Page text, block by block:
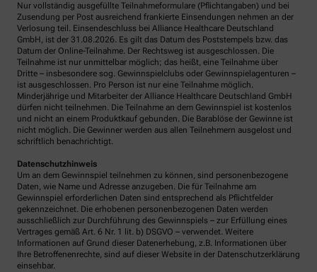
Nur vollständig ausgefüllte Teilnahmeformulare (Pflichtangaben) und bei
Zusendung per Post ausreichend frankierte Einsendungen nehmen an der
Verlosung teil. Einsendeschluss bei Alliance Healthcare Deutschland
GmbH, ist der 31.08.2026. Es gilt das Datum des Poststempels bzw. das
Datum der Online-Teilnahme. Der Rechtsweg ist ausgeschlossen. Die
Teilnahme ist nur unmittelbar möglich; das heißt, eine Teilnahme über
Dritte – insbesondere sog. Gewinnspielclubs oder Gewinnspielagenturen –
ist ausgeschlossen. Pro Person ist nur eine Teilnahme möglich.
Minderjährige und Mitarbeiter der Alliance Healthcare Deutschland GmbH
dürfen nicht teilnehmen. Die Teilnahme an dem Gewinnspiel ist kostenlos
und nicht an einem Produktkauf gebunden. Die Barablöse der Gewinne ist
nicht möglich. Die Gewinner werden aus allen Teilnehmern ausgelost und
schriftlich benachrichtigt.
Datenschutzhinweis
Um an dem Gewinnspiel teilnehmen zu können, sind personenbezogene
Daten, wie Name und Adresse anzugeben. Die für Teilnahme am
Gewinnspiel erforderlichen Daten sind entsprechend als Pflichtfelder
gekennzeichnet. Die erhobenen personenbezogenen Daten werden
ausschließlich zur Durchführung des Gewinnspiels – zur Erfüllung eines
Vertrages gemäß Art. 6 Nr. 1 lit. b) DSGVO – verwendet. Weitere
Informationen auf Grund dieser Datenerhebung, z.B. Informationen über
Ihre Betroffenenrechte, sind auf dieser Website in der Datenschutzerklärung
einsehbar.